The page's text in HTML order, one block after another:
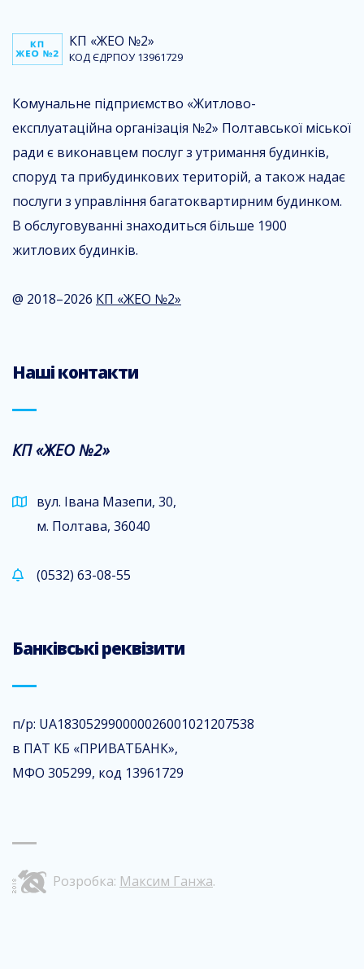
КП «ЖЕО №2»
КОД ЄДРПОУ 13961729
Комунальне підприємство «Житлово-
експлуатаційна організація №2» Полтавської міської
ради є виконавцем послуг з утримання будинків,
споруд та прибудинкових територій, а також надає
послуги з управління багатоквартирним будинком.
В обслуговуванні знаходиться більше 1900
житлових будинків.
@ 2018–2026 КП «ЖЕО №2»
Наші контакти
КП «ЖЕО №2»
вул. Івана Мазепи, 30,
м. Полтава, 36040
(0532) 63-08-55
Банківські реквізити
п/р: UA183052990000026001021207538
в ПАТ КБ «ПРИВАТБАНК»,
МФО 305299, код 13961729
Розробка: Максим Ганжа.